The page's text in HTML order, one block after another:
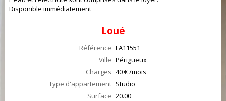
Disponible immédiatement
Loué
Référence LA11551
Ville Périgueux
Charges 40 € /mois
Type d'appartement Studio
Surface 20.00